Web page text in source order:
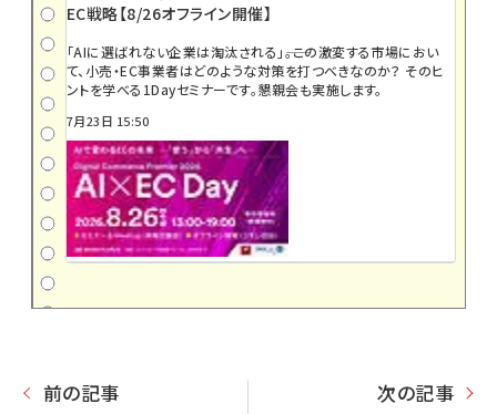
EC戦略【8/26オフライン開催】
「AIに選ばれない企業は淘汰される」――。この激変する市場におい
て、小売・EC事業者はどのような対策を打つべきなのか？ そのヒ
ントを学べる1Dayセミナーです。懇親会も実施します。
7月23日 15:50
前の記事 次の記事